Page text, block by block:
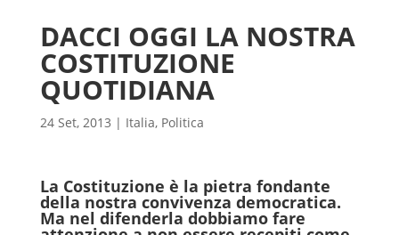
DACCI OGGI LA NOSTRA
COSTITUZIONE
QUOTIDIANA
24 Set, 2013 | Italia, Politica
La Costituzione è la pietra fondante
della nostra convivenza democratica.
Ma nel difenderla dobbiamo fare